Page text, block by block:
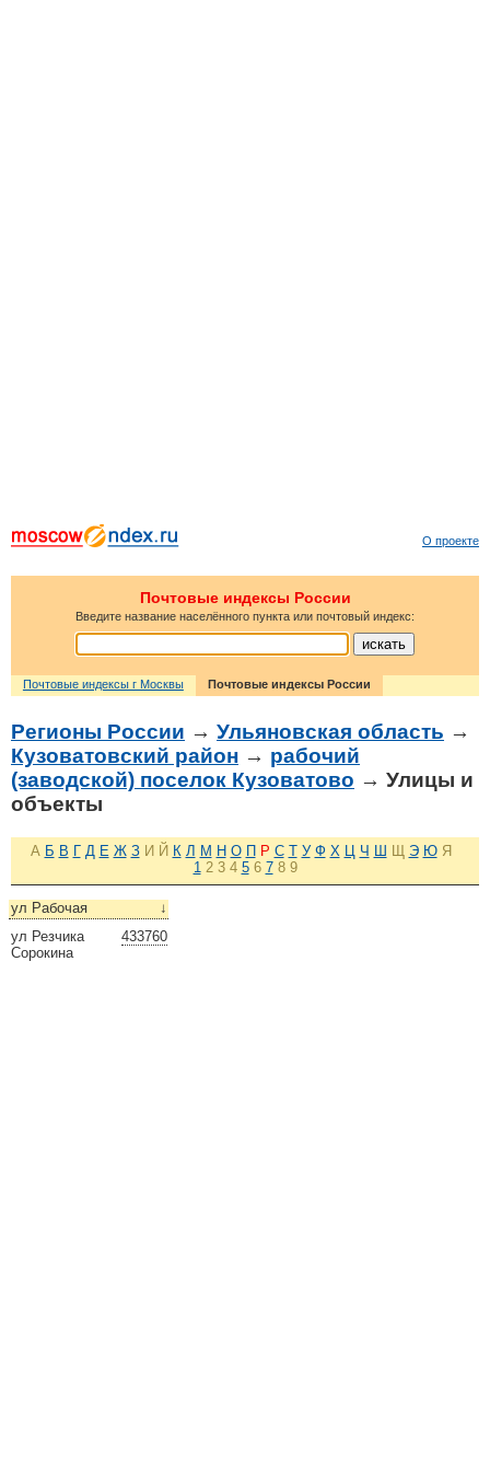
О проекте
Почтовые индексы России
Введите название населённого пункта или почтовый индекс:
Почтовые индексы г Москвы Почтовые индексы России
Регионы России → Ульяновская область →
Кузоватовский район → рабочий
(заводской) поселок Кузоватово → Улицы и
объекты
А Б В Г Д Е Ж З И Й К Л М Н О П Р С Т У Ф Х Ц Ч Ш Щ Э Ю Я
1 2 3 4 5 6 7 8 9
↓
ул Рабочая
433760
ул Резчика
Сорокина